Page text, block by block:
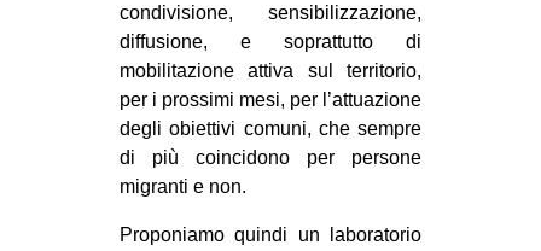
MANIFESTI
RECENSIONI
INTERNAZIONALE
AFRICA
AMERICHE
condivisione, sensibilizzazione,
diffusione, e soprattutto di
mobilitazione attiva sul territorio,
per i prossimi mesi, per l’attuazione
degli obiettivi comuni, che sempre
di più coincidono per persone
migranti e non.
Proponiamo quindi un laboratorio